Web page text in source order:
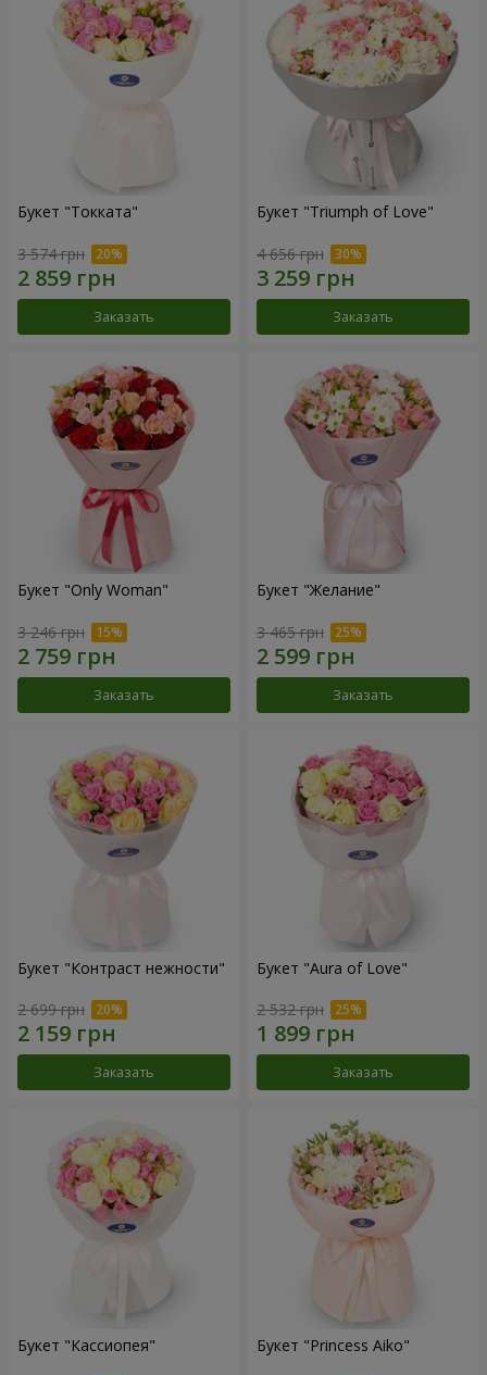
Букет "Токката"
3 574 грн
Заказать
Букет "Triumph of Love"
4 656 грн
Заказать
Букет "Only Woman"
3 246 грн
Заказать
Букет "Желание"
3 465 грн
Заказать
Букет "Контраст нежности"
2 699 грн
Заказать
Букет "Aura of Love"
2 532 грн
Заказать
Букет "Кассиопея" Букет "Princess Aiko"